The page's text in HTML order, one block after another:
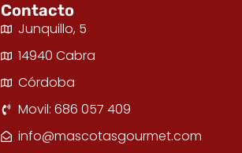
Contacto
Junquillo, 5
14940 Cabra
Córdoba
Movil: 686 057 409
info@mascotasgourmet.com